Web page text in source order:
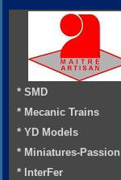
* SMD
* Mecanic Trains
* YD Models
* Miniatures-Passion
* InterFer